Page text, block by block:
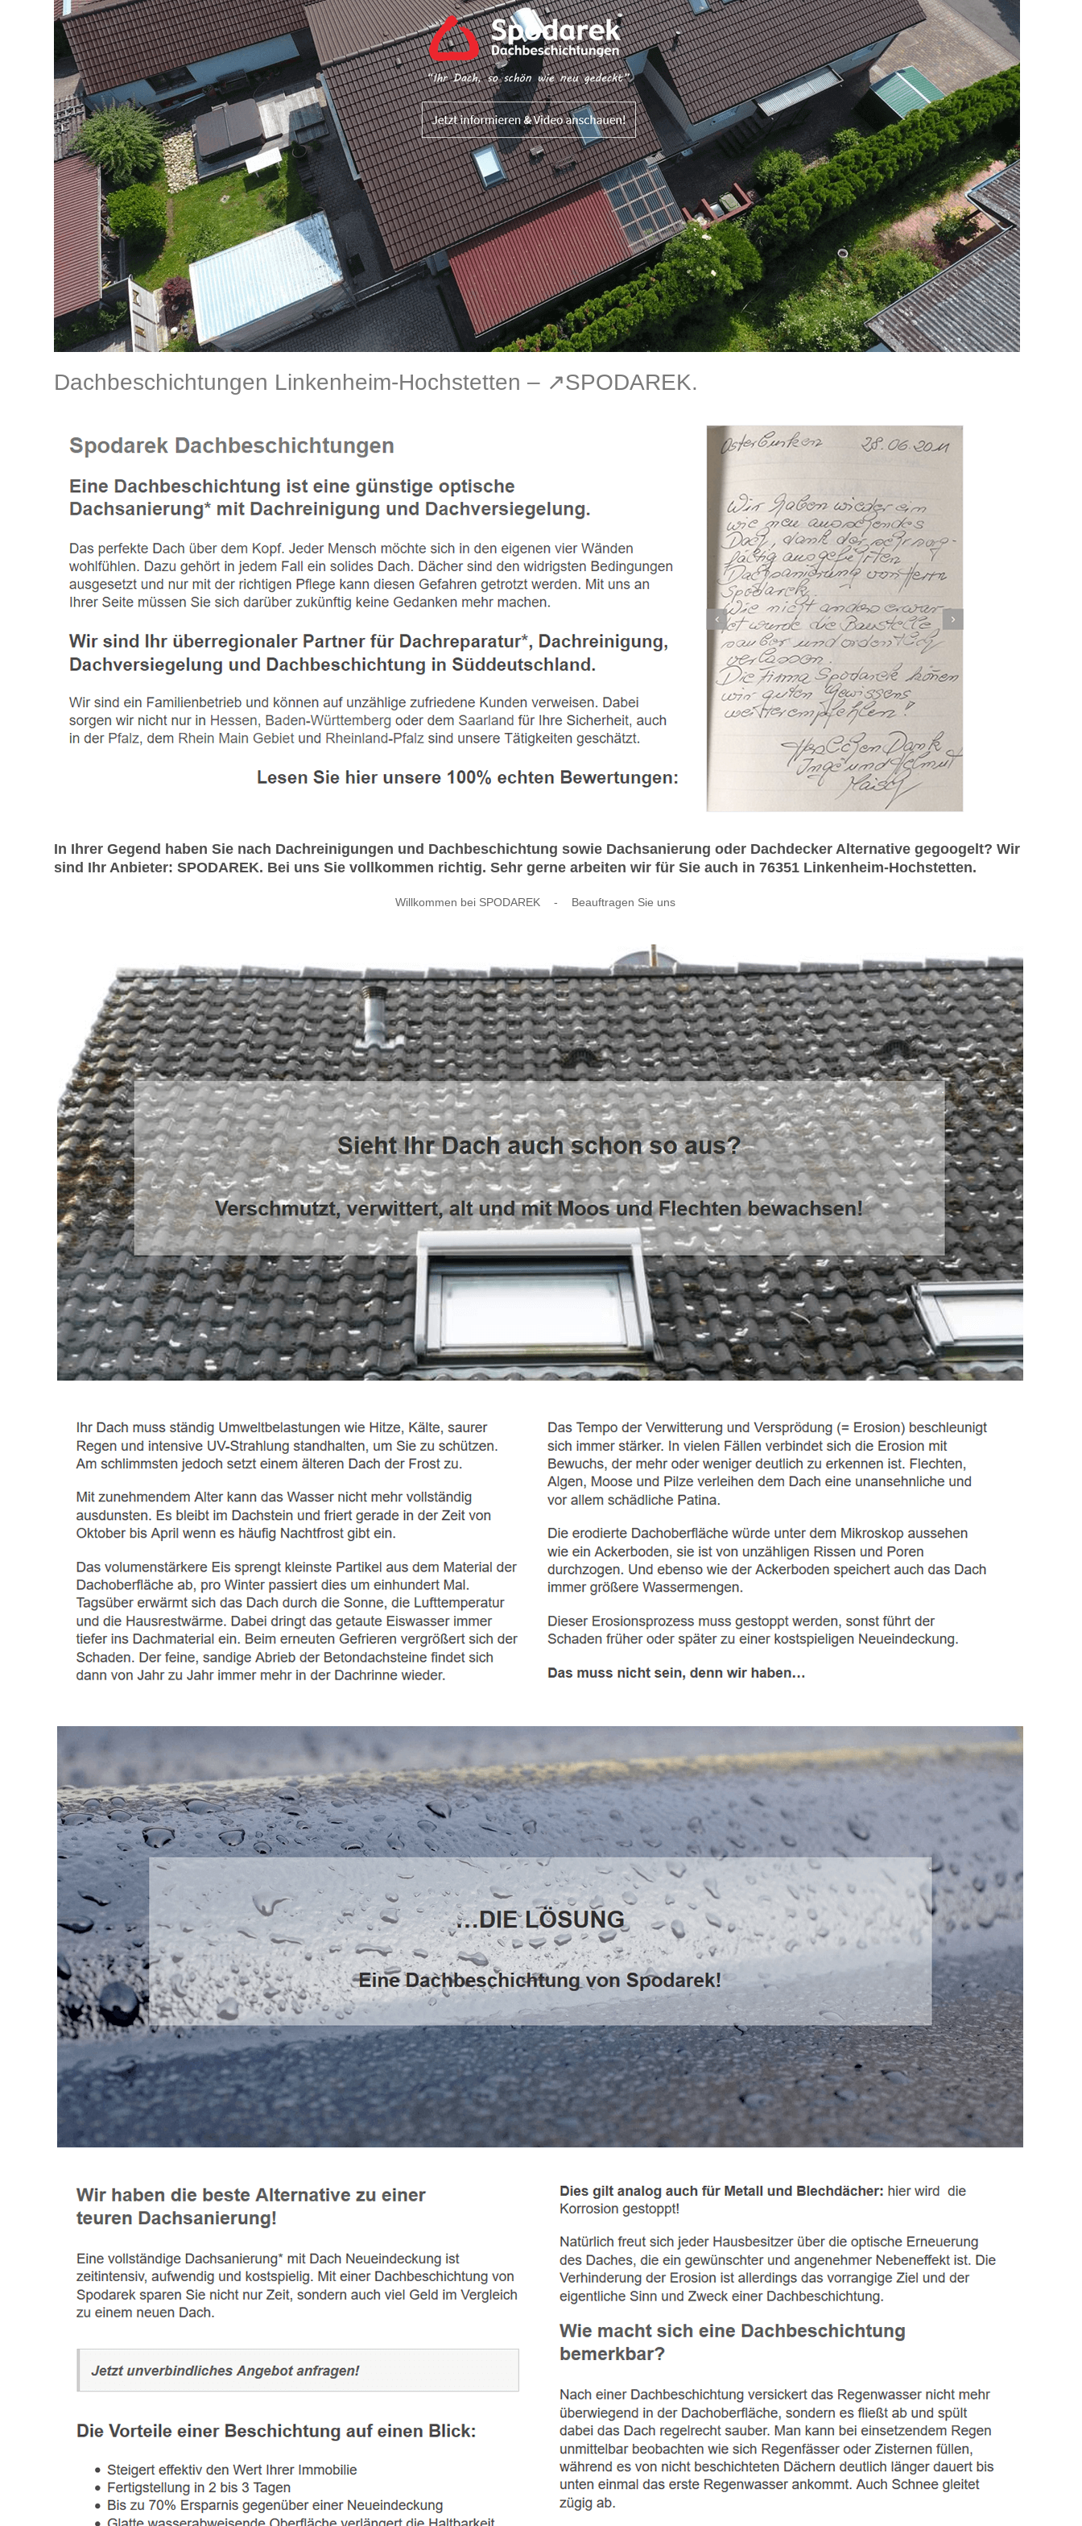
Dachbeschichtungen Linkenheim-Hochstetten – ↗️SPODAREK.
In Ihrer Gegend haben Sie nach Dachreinigungen und Dachbeschichtung sowie Dachsanierung oder Dachdecker Alternative gegoogelt? Wir
sind Ihr Anbieter: SPODAREK. Bei uns Sie vollkommen richtig. Sehr gerne arbeiten wir für Sie auch in 76351 Linkenheim-Hochstetten.
Willkommen bei SPODAREK - Beauftragen Sie uns